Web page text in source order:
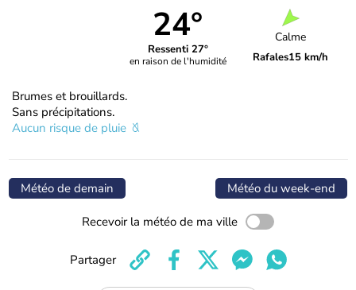
24°
Ressenti 27°
en raison de l'humidité
Calme
Rafales15 km/h
Brumes et brouillards.
Sans précipitations.
Aucun risque de pluie
Météo de demain Météo du week-end
Recevoir la météo de ma ville
Partager